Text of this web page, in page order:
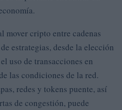
mover cripto entre cadenas
estrategias, desde la elección
uso de transacciones en
las condiciones de la red.
redes y tokens puente, así
de congestión, puede